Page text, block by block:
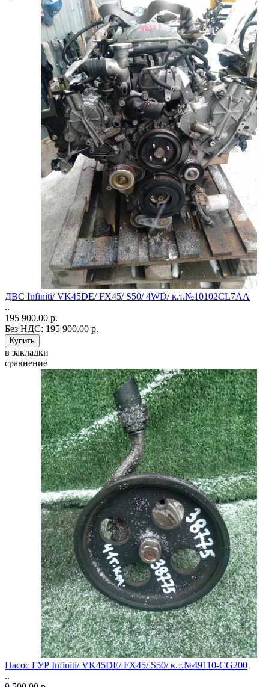
ДВС Infiniti/ VK45DE/ FX45/ S50/ 4WD/ к.т.№10102CL7AA
..
195 900.00 р.
Без НДС: 195 900.00 р.
в закладки
сравнение
Насос ГУР Infiniti/ VK45DE/ FX45/ S50/ к.т.№49110-CG200
..